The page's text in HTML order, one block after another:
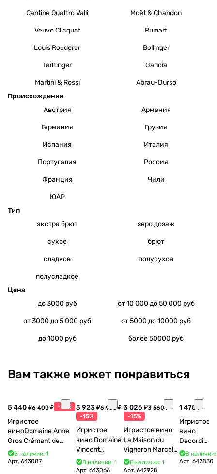
Cantine Quattro Valli Moët & Chandon
Veuve Clicquot Ruinart
Louis Roederer Bollinger
Taittinger Gancia
Martini & Rossi
Abrau-Durso
Происхождение
Австрия
Армения
Германия Грузия
Испания Италия
Португалия Россия
Франция Чили
ЮАР
Тип
экстра брют
зеро дозаж
сухое брют
сладкое полусухое
полусладкое
Цена
до 3000 руб
от 10 000 до 50 000 руб
от 3000 до 5 000 руб от 5000 до 10000 руб
до 1000 руб более 50000 руб
Вам также может понравиться
5 440 ₽6 400 ₽ -15%
Игристое
виноDomaine Anne
Gros Crémant de
Bourgogne La Fun en
Bulles Chardonnay et
В наличии: 1
Арт. 643087
5 923 ₽6 968 ₽
-15%
Игристое
вино Domaine
Vincent
Bouzereau
Crémant de
В наличии: 1
Арт. 643066
3 026 ₽3 560 ₽
-15%
Игристое вино
La Maison du
Vigneron Marcel
Cabelier Cremant
du Jura
В наличии: 1
Арт.642928
1 475 ₽
Игристое
вино
Decordi
Costa Blu
Brut 750
В наличии:
Арт. 642830